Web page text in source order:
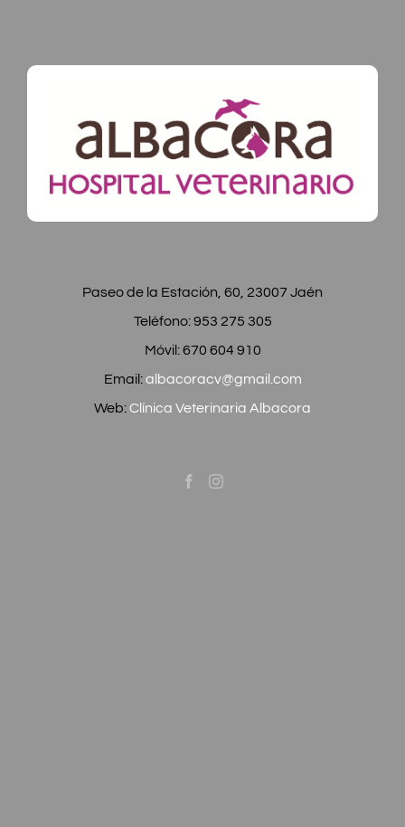
Paseo de la Estación, 60, 23007 Jaén
Teléfono: 953 275 305
Móvil: 670 604 910
Email:albacoracv@gmail.com
Web:Clínica Veterinaria Albacora